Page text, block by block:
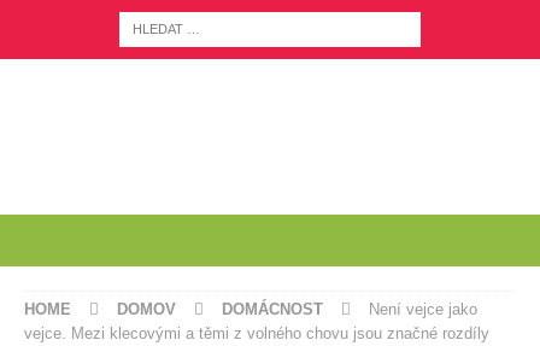
HOME DOMOV DOMÁCNOST
Není vejce jako
vejce. Mezi klecovými a těmi z volného chovu jsou značné rozdíly